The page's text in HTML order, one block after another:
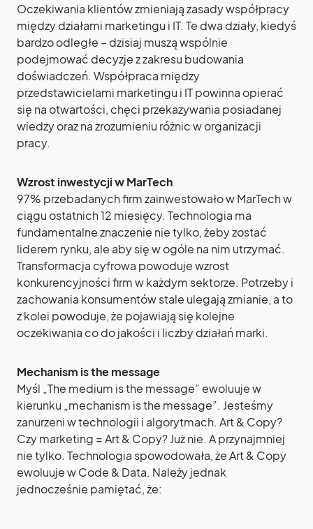
Oczekiwania klientów zmieniają zasady współpracy
między działami marketingu i IT. Te dwa działy, kiedyś
bardzo odległe – dzisiaj muszą wspólnie
podejmować decyzje z zakresu budowania
doświadczeń. Współpraca między
przedstawicielami marketingu i IT powinna opierać
się na otwartości, chęci przekazywania posiadanej
wiedzy oraz na zrozumieniu różnic w organizacji
pracy.
Wzrost inwestycji w MarTech
97% przebadanych firm zainwestowało w MarTech w
ciągu ostatnich 12 miesięcy. Technologia ma
fundamentalne znaczenie nie tylko, żeby zostać
liderem rynku, ale aby się w ogóle na nim utrzymać.
Transformacja cyfrowa powoduje wzrost
konkurencyjności firm w każdym sektorze. Potrzeby i
zachowania konsumentów stale ulegają zmianie, a to
z kolei powoduje, że pojawiają się kolejne
oczekiwania co do jakości i liczby działań marki.
Mechanism is the message
Myśl „The medium is the message” ewoluuje w
kierunku „mechanism is the message”. Jesteśmy
zanurzeni w technologii i algorytmach. Art & Copy?
Czy marketing = Art & Copy? Już nie. A przynajmniej
nie tylko. Technologia spowodowała, że Art & Copy
ewoluuje w Code & Data. Należy jednak
jednocześnie pamiętać, że: